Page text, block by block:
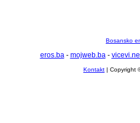
Bosansko
eros.ba- mojweb.ba-
Kontakt | Copyright